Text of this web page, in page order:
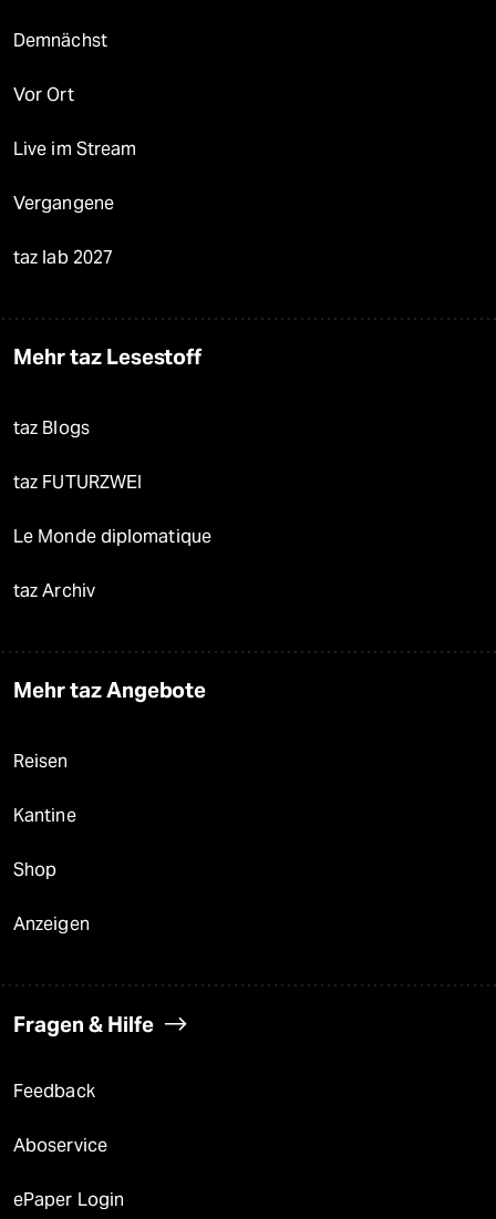
Demnächst
Vor Ort
Live im Stream
Vergangene
taz lab 2027
Mehr taz Lesestoff
taz Blogs
taz FUTURZWEI
Le Monde diplomatique
taz Archiv
Mehr taz Angebote
Reisen
Kantine
Shop
Anzeigen
Fragen & Hilfe
Feedback
Aboservice
ePaper Login